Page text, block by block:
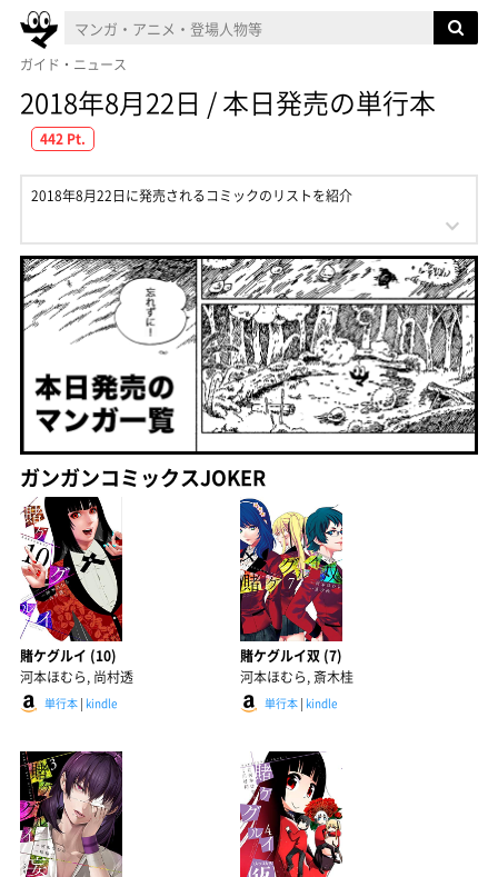
ガイド・ニュース
2018年8月22日 / 本日発売の単行本
442 Pt.
2018年8月22日に発売されるコミックのリストを紹介
ガンガンコミックスJOKER
賭ケグルイ (10)
河本ほむら, 尚村透
単行本 | kindle
賭ケグルイ双 (7)
河本ほむら, 斎木桂
単行本| kindle